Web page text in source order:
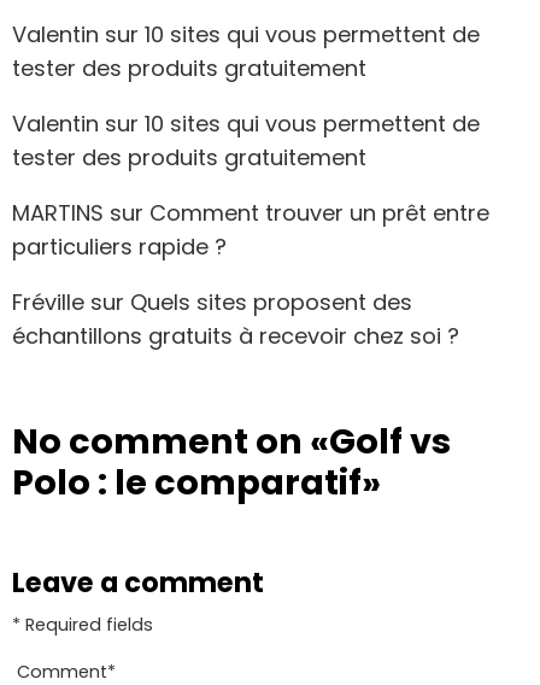
Valentin sur 10 sites qui vous permettent de
tester des produits gratuitement
Valentin sur 10 sites qui vous permettent de
tester des produits gratuitement
MARTINS sur Comment trouver un prêt entre
particuliers rapide ?
Fréville sur Quels sites proposent des
échantillons gratuits à recevoir chez soi ?
No comment on «Golf vs
Polo : le comparatif»
Leave a comment
* Required fields
Comment*